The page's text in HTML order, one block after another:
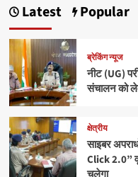
Latest Popular
ब्रेकिंग न्यूज
नीट (UG)
संचालन को
क्षेत्रीय
साइबर
Click 2.0”